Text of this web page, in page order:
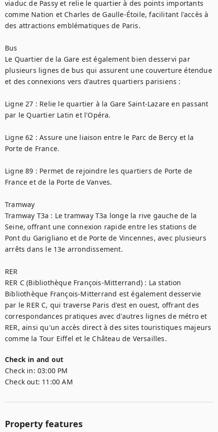
viaduc de Passy et relie le quartier à des points importants
comme Nation et Charles de Gaulle-Étoile, facilitant l'accès à
des attractions emblématiques de Paris.
Bus
Le Quartier de la Gare est également bien desservi par
plusieurs lignes de bus qui assurent une couverture étendue
et des connexions vers d'autres quartiers parisiens :
Ligne 27 : Relie le quartier à la Gare Saint-Lazare en passant
par le Quartier Latin et l'Opéra.
Ligne 62 : Assure une liaison entre le Parc de Bercy et la
Porte de France.
Ligne 89 : Permet de rejoindre les quartiers de Porte de
France et de la Porte de Vanves.
Tramway
Tramway T3a : Le tramway T3a longe la rive gauche de la
Seine, offrant une connexion rapide entre les stations de
Pont du Garigliano et de Porte de Vincennes, avec plusieurs
arrêts dans le 13e arrondissement.
RER
RER C (Bibliothèque François-Mitterrand) : La station
Bibliothèque François-Mitterrand est également desservie
par le RER C, qui traverse Paris d'est en ouest, offrant des
correspondances pratiques avec d'autres lignes de métro et
RER, ainsi qu'un accès direct à des sites touristiques majeurs
comme la Tour Eiffel et le Château de Versailles.
Check in and out
Check in: 03:00 PM
Check out: 11:00 AM
Property features